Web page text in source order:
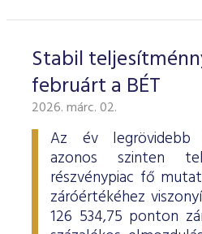
Stabil
februárt a BÉT
2026. márc. 02.
Az év legrövidebb
azonos szinten
részvénypiac fő
záróértékéhez
126 534,75 ponton